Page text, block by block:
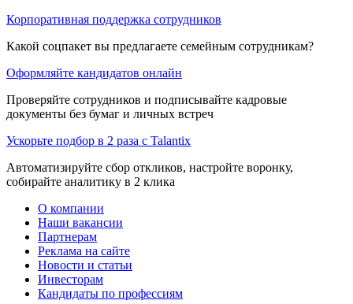
Корпоративная поддержка сотрудников
Какой соцпакет вы предлагаете семейным сотрудникам?
Оформляйте кандидатов онлайн
Проверяйте сотрудников и подписывайте кадровые
документы без бумаг и личных встреч
Ускорьте подбор в 2 раза с Talantix
Автоматизируйте сбор откликов, настройте воронку,
собирайте аналитику в 2 клика
О компании
Наши вакансии
Партнерам
Реклама на сайте
Новости и статьи
Инвесторам
Кандидаты по профессиям